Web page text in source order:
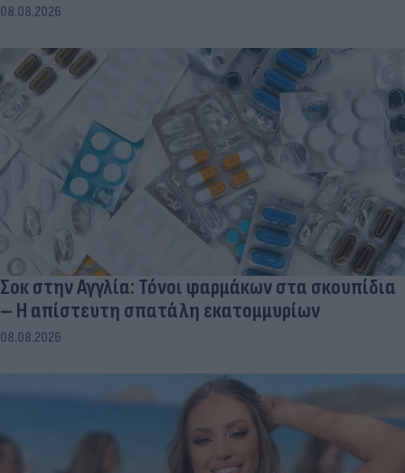
08.08.2026
Σοκ στην Αγγλία: Τόνοι φαρμάκων στα σκουπίδια
– Η απίστευτη σπατάλη εκατομμυρίων
08.08.2026